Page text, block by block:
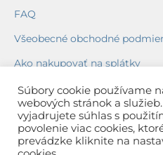
FAQ
Všeobecné obchodné
Ako nakupovať na splátky
Ochrana osobných údajov
Reklamačný poriadok
Spôsob a cena dopravy
Súbory cookie používame
webových stránok a
vyjadrujete súhlas s
povolenie viac cookies,
prevádzke kliknite na